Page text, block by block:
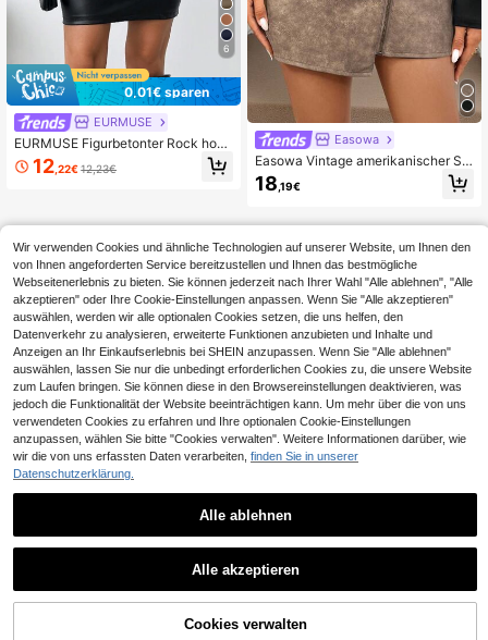
6
0,01€ sparen
EURMUSE
EURMUSE Figurbetonter Rock hohe
r Taille
12,22€12,23€
Easowa
Easowa Vintage amerikanischer Stil
PU-Leder A-Linien Mini-Rock, hoh
e Taille und schlankes Design, geei
d Winter, Lässig
18 ,19€
JETZT EINKAUFEN
Wir verwenden Cookies und ähnliche Technologien auf unserer Website, um Ihnen den
von Ihnen angeforderten Service bereitzustellen und Ihnen das bestmögliche
Webseitenerlebnis zu bieten. Sie können jederzeit nach Ihrer Wahl "Alle ablehnen", "Alle
akzeptieren" oder Ihre Cookie-Einstellungen anpassen. Wenn Sie "Alle akzeptieren"
auswählen, werden wir alle optionalen Cookies setzen, die uns helfen, den
Datenverkehr zu analysieren, erweiterte Funktionen anzubieten und Inhalte und
Anzeigen an Ihr Einkaufserlebnis bei SHEIN anzupassen. Wenn Sie "Alle ablehnen"
auswählen, lassen Sie nur die unbedingt erforderlichen Cookies zu, die unsere Website
zum Laufen bringen. Sie können diese in den Browsereinstellungen deaktivieren, was
jedoch die Funktionalität der Website beeinträchtigen kann. Um mehr über die von uns
verwendeten Cookies zu erfahren und Ihre optionalen Cookie-Einstellungen
anzupassen, wählen Sie bitte "Cookies verwalten". Weitere Informationen darüber, wie
wir die von uns erfassten Daten verarbeiten, finden Sie in unserer
Datenschutzerklärung.
Alle ablehnen
Alle akzeptieren
Cookies verwalten